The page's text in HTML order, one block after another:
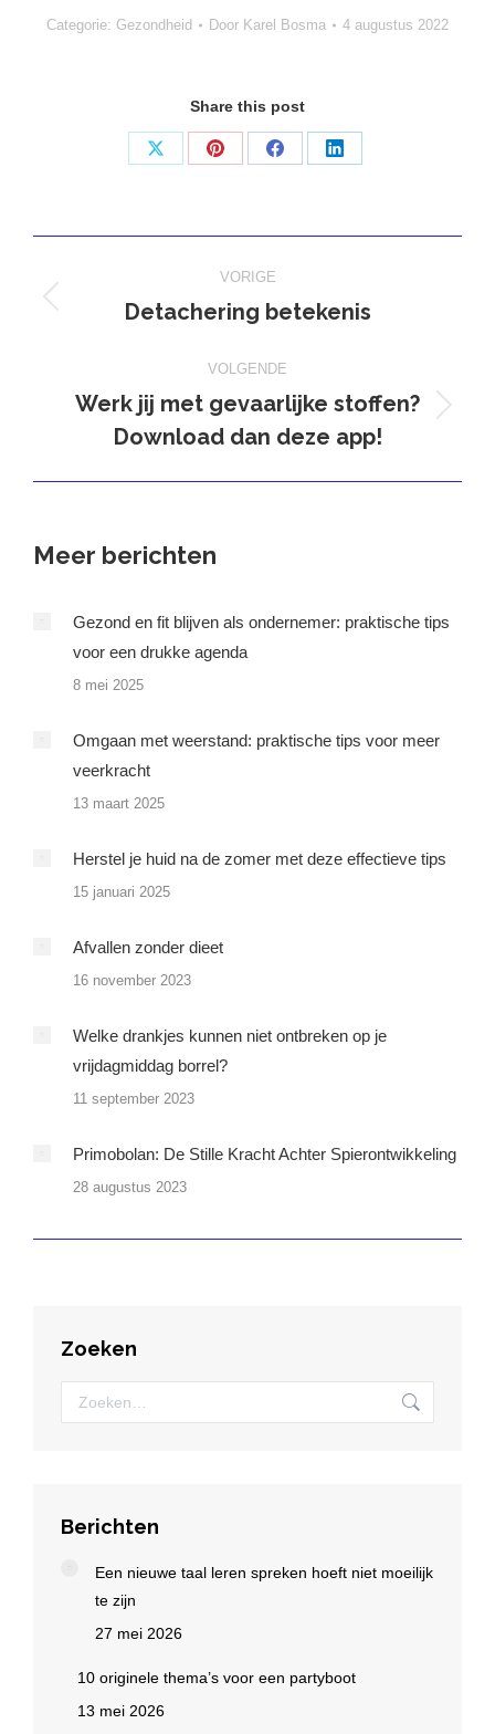
Categorie: Gezondheid Door Karel Bosma 4 augustus 2022
Share this post
Deel
Deel
Deel
Deel
navigatie
VORIGE
Vorig
Detachering betekenis
VOLGENDE
Volgend
bericht
Werk jij met gevaarlijke stoffen?
Download dan deze app!
Meer berichten
Gezond en fit blijven als ondernemer: praktische tips
voor een drukke agenda
8 mei 2025
Omgaan met weerstand: praktische tips voor meer
veerkracht
13 maart 2025
Herstel je huid na de zomer met deze effectieve tips
15 januari 2025
Afvallen zonder dieet
16 november 2023
Welke drankjes kunnen niet ontbreken op je
vrijdagmiddag borrel?
11 september 2023
Primobolan: De Stille Kracht Achter Spierontwikkeling
28 augustus 2023
Zoeken
Zoeken:
Berichten
Een nieuwe taal leren spreken hoeft niet moeilijk
te zijn
27 mei 2026
10 originele thema’s voor een partyboot
13 mei 2026